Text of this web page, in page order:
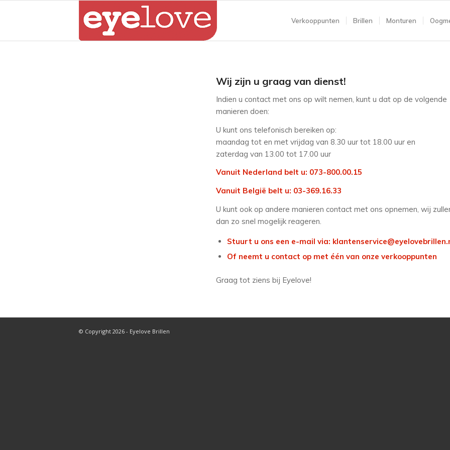
Verkooppunten Brillen Monturen
Wij zijn u graag van dienst!
Indien u contact met ons op wilt nemen, kunt u dat op de volgende
manieren doen:
U kunt ons telefonisch bereiken op:
maandag tot en met vrijdag van 8.30 uur tot 18.00 uur en
zaterdag van 13.00 tot 17.00 uur
Vanuit Nederland belt u: 073-800.00.15
Vanuit België belt u: 03-369.16.33
U kunt ook op andere manieren contact met ons opnemen, wij
dan zo snel mogelijk reageren.
Stuurt u ons een e-mail via:
Of neemt u contact op met één van onze verkooppunten
Graag tot ziens bij Eyelove!
© Copyright 2026 - Eyelove Brillen